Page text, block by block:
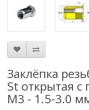
Заклёпка
St открытая
М3 - 1.5-3.0